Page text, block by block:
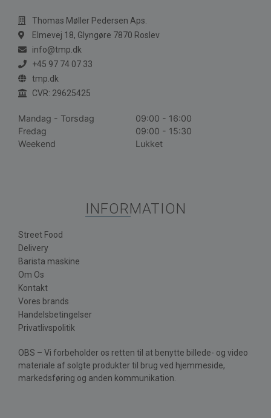
Thomas Møller Pedersen Aps.
Elmevej 18, Glyngøre 7870 Roslev
info@tmp.dk
+45 97 74 07 33
tmp.dk
CVR: 29625425
Mandag - Torsdag
09:00 - 16:00
Fredag
09:00 - 15:30
Weekend
Lukket
INFORMATION
Street Food
Delivery
Barista maskine
Om Os
Kontakt
Vores brands
Handelsbetingelser
Privatlivspolitik
OBS – Vi forbeholder os retten til at benytte billede- og video
materiale af solgte produkter til brug ved hjemmeside,
markedsføring og anden kommunikation.